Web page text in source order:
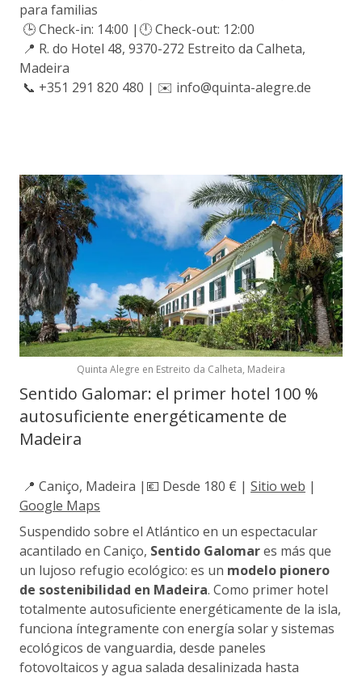
para familias
🕒 Check-in: 14:00 |🕛 Check-out: 12:00
📍 R. do Hotel 48, 9370-272 Estreito da Calheta,
Madeira
📞 +351 291 820 480 | ✉️ info@quinta-alegre.de
Quinta Alegre en Estreito da Calheta, Madeira
Sentido Galomar: el primer hotel 100 %
autosuficiente energéticamente de
Madeira
📍 Caniço, Madeira |💶 Desde 180 € | Sitio web |
Google Maps
Suspendido sobre el Atlántico en un espectacular
acantilado en Caniço, Sentido Galomares más que
un lujoso refugio ecológico: es un modelo pionero
de sostenibilidad en Madeira. Como primer hotel
totalmente autosuficiente energéticamente de la isla,
funciona íntegramente con energía solar y sistemas
ecológicos de vanguardia, desde paneles
fotovoltaicos y agua salada desalinizada hasta